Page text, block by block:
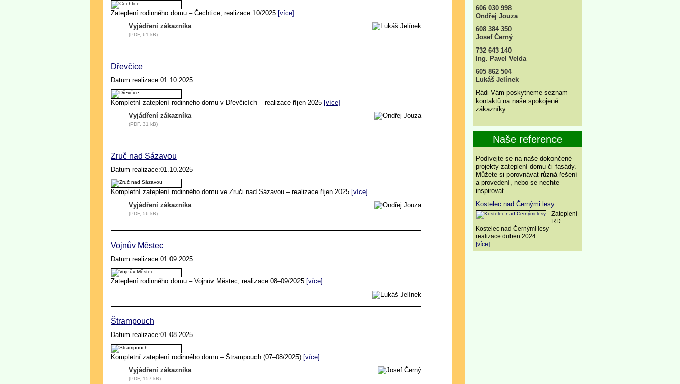
Zateplení rodinného domu – Čechtice, realizace 10/2025 [více]
Vyjádření zákazníka
(PDF, 61 kB)
Dřevčice
Datum realizace:01.10.2025
Kompletní zateplení rodinného domu v Dřevčicích – realizace říjen 2025 [více]
Vyjádření zákazníka
(PDF, 31 kB)
Zruč nad Sázavou
Datum realizace:01.10.2025
Kompletní zateplení rodinného domu ve Zruči nad Sázavou – realizace říjen 2025 [více]
Vyjádření zákazníka
(PDF, 56 kB)
Vojnův Městec
Datum realizace:01.09.2025
Zateplení rodinného domu – Vojnův Městec, realizace 08–09/2025 [více]
Štrampouch
Datum realizace:01.08.2025
Kompletní zateplení rodinného domu – Štrampouch (07–08/2025) [více]
Vyjádření zákazníka
(PDF, 157 kB)
606 030 998
Ondřej Jouza
608 384 350
Josef Černý
732 643 140
Ing. Pavel Velda
605 862 504
Lukáš Jelínek
Rádi Vám poskytneme seznam
kontaktů na naše spokojené
zákazníky.
Naše reference
Podívejte se na naše dokončené
projekty zateplení domu či fasády.
Můžete si porovnávat různá řešení
a provedení, nebo se nechte
inspirovat.
Kostelec nad Černými lesy
Zateplení
RD
Kostelec nad Černými lesy –
realizace duben 2024
[více]